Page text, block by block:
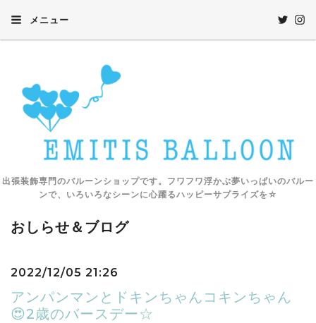
メニュー
出張装飾専門のバルーンショップです。フワフワ浮かぶ夢いっぱいのバルー
ンで、いろいろなシーンに心躍るハッピーサプライズを☆
おしらせ＆ブログ
2022/12/05 21:26
アンパンマンとドキンちゃんコキンちゃん
😍2歳のバースデー☆